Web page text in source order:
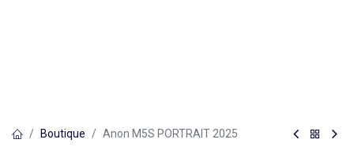
Boutique Anon M5S PORTRAIT 2025